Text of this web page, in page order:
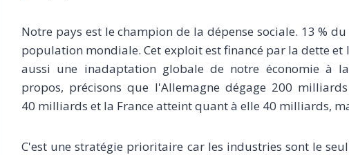
Notre pays est le champion de la dépense sociale. 13 %
population mondiale. Cet exploit est financé par la dette et
aussi une inadaptation globale de notre économie à
propos, précisons que l'Allemagne dégage 200
40 milliards et la France atteint quant à elle 40 milliards,
C'est une stratégie prioritaire car les industries sont le